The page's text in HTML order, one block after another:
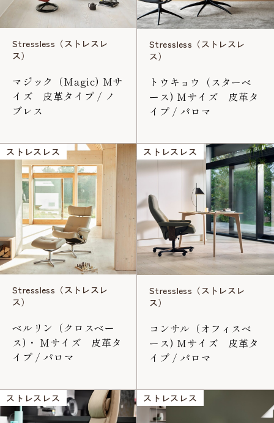
Stressless（ストレスレ
ス）
マジック（Magic) Mサ
イズ 皮革タイプ / ノ
ブレス
Stressless（ストレスレ
ス）
トウキョウ（スターベ
ース) Mサイズ 皮革タ
イプ / パロマ
ストレスレス
Stressless（ストレスレ
ス）
ベルリン（クロスベー
ス)・ Mサイズ 皮革タ
イプ / パロマ
ストレスレス
Stressless（ストレスレ
ス）
コンサル（オフィスベ
ース) Mサイズ 皮革タ
イプ / パロマ
ストレスレス ストレスレス